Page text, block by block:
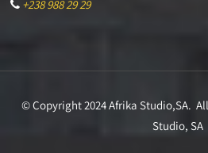
+238 988 29 29
© Copyright 2024 Afrika Studio,SA.
Studio, SA